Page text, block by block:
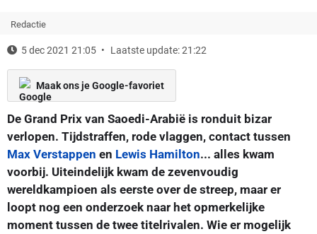
Redactie
5 dec 2021 21:05 Laatste update: 21:22
Maak ons je Google-favoriet
De Grand Prix van Saoedi-Arabië is ronduit bizar
verlopen. Tijdstraffen, rode vlaggen, contact tussen
Max Verstappen en Lewis Hamilton... alles kwam
voorbij. Uiteindelijk kwam de zevenvoudig
wereldkampioen als eerste over de streep, maar er
loopt nog een onderzoek naar het opmerkelijke
moment tussen de twee titelrivalen. Wie er mogelijk